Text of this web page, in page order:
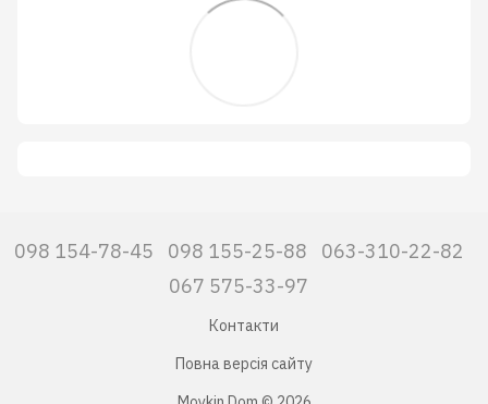
098 154-78-45 098 155-25-88
063-310-22-82
067 575-33-97
Контакти
Повна версія сайту